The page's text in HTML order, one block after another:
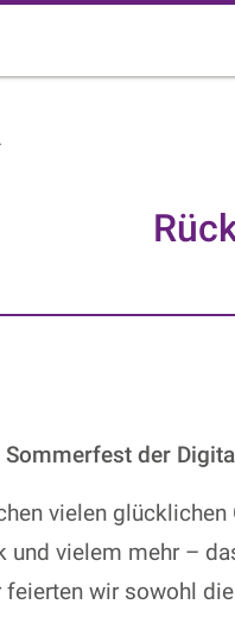
der
vielen
und vielem mehr –
wir sowohl